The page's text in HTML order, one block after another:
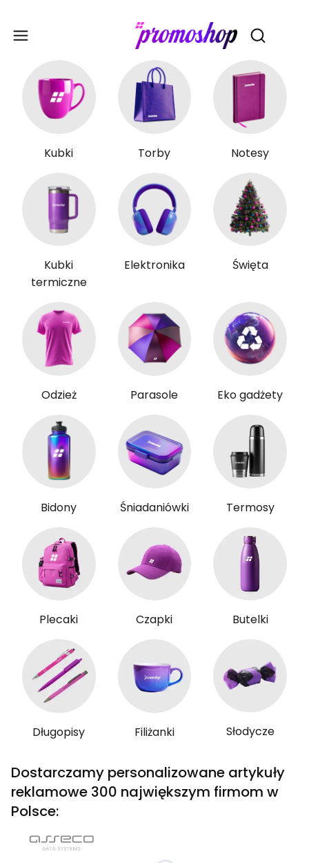
Otwórz
Kubki Torby Notesy
Kubki
termiczne
Elektronika Święta
Odzież Parasole Eko gadżety
Bidony Śniadaniówki Termosy
Plecaki Czapki Butelki
Długopisy Filiżanki Słodycze
Dostarczamy personalizowane artykuły
reklamowe 300 największym firmom w
Polsce: